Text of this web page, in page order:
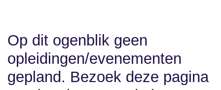
Op dit ogenblik geen
opleidingen/evenementen